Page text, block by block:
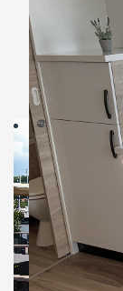
hiše
in